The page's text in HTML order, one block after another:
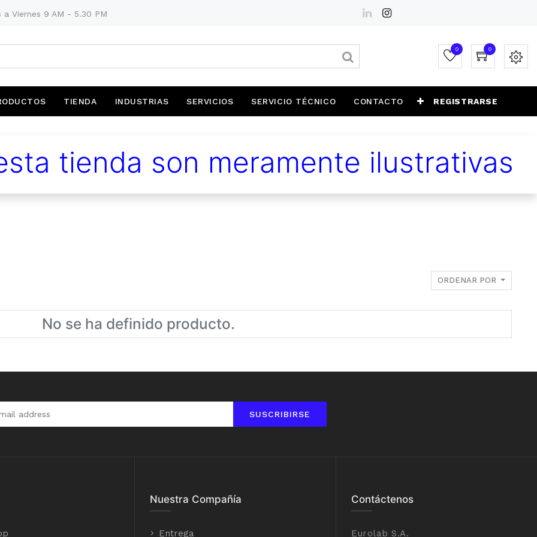
a Viernes 9 AM - 5.30 PM
0 0
TIENDA INDUSTRIAS SERVICIOS SERVICIO TÉCNICO CONTACTO REGISTRARSE
tienda son meramente ilustrativas
ORDENAR POR
No se ha definido producto.
SUSCRIBIRSE
Nuestra Compañía
Entrega
Contáctenos
Eurolab S.A.